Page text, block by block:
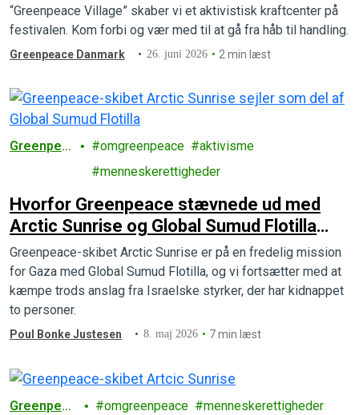
“Greenpeace Village” skaber vi et aktivistisk kraftcenter på
festivalen. Kom forbi og vær med til at gå fra håb til handling.
Greenpeace Danmark 26. juni 2026 2 min læst
Greenpea
omgreenpeace
aktivisme
menneskerettigheder
Hvorfor Greenpeace stævnede ud med
Arctic Sunrise og Global Sumud Flotilla
for at sejle til Gaza, og hvad der er sket
Greenpeace-skibet Arctic Sunrise er på en fredelig mission
for Gaza med Global Sumud Flotilla, og vi fortsætter med at
kæmpe trods anslag fra Israelske styrker, der har kidnappet
to personer.
Poul Bonke Justesen 8. maj 2026 7 min læst
Greenpeac
omgreenpeace
menneskerettigheder